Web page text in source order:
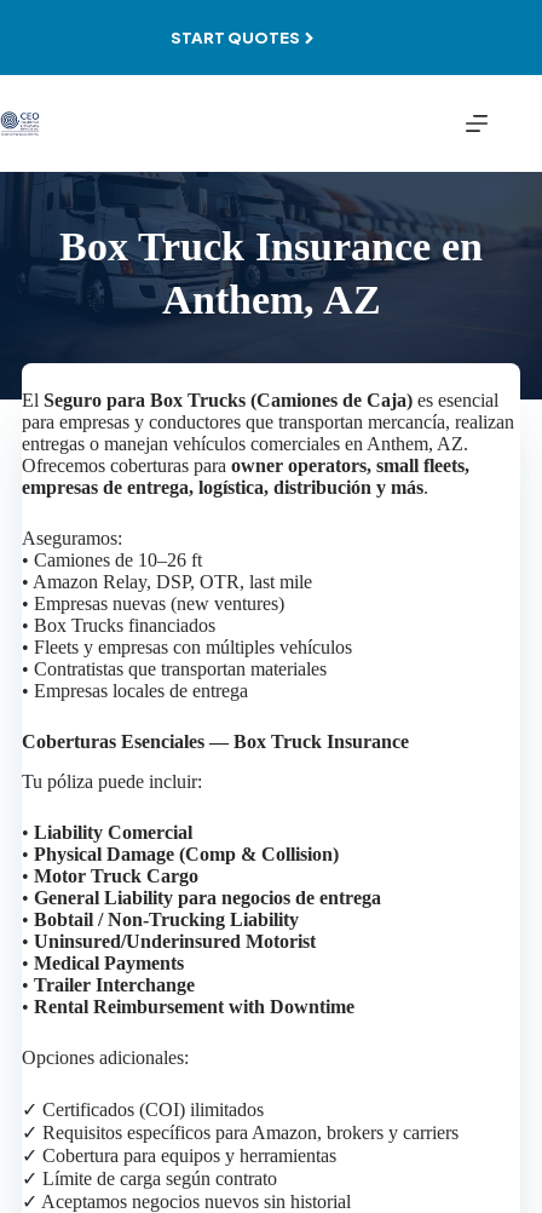
START QUOTES
Box Truck Insurance en
Anthem, AZ
El Seguro para Box Trucks (Camiones de Caja)es esencial
para empresas y conductores que transportan mercancía, realizan
entregas o manejan vehículos comerciales en Anthem, AZ.
Ofrecemos coberturas para owner operators, small fleets,
empresas de entrega, logística, distribución y más.
Aseguramos:
• Camiones de 10–26 ft
• Amazon Relay, DSP, OTR, last mile
• Empresas nuevas (new ventures)
• Box Trucks financiados
• Fleets y empresas con múltiples vehículos
• Contratistas que transportan materiales
• Empresas locales de entrega
Coberturas Esenciales — Box Truck Insurance
Tu póliza puede incluir:
• Liability Comercial
• Physical Damage (Comp & Collision)
• Motor Truck Cargo
• General Liability para negocios de entrega
• Bobtail / Non-Trucking Liability
• Uninsured/Underinsured Motorist
• Medical Payments
• Trailer Interchange
• Rental Reimbursement with Downtime
Opciones adicionales:
✓ Certificados (COI) ilimitados
✓ Requisitos específicos para Amazon, brokers y carriers
✓ Cobertura para equipos y herramientas
✓ Límite de carga según contrato
✓ Aceptamos negocios nuevos sin historial